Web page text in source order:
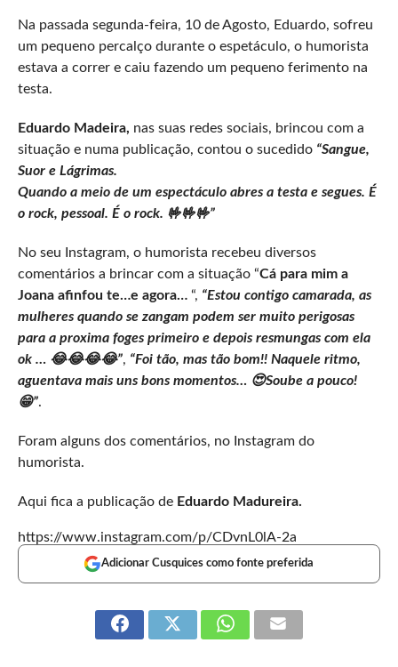
Na passada segunda-feira, 10 de Agosto, Eduardo, sofreu
um pequeno percalço durante o espetáculo, o humorista
estava a correr e caiu fazendo um pequeno ferimento na
testa.
Eduardo Madeira, nas suas redes sociais, brincou com a
situação e numa publicação, contou o sucedido“Sangue,
Suor e Lágrimas.
Quando a meio de um espectáculo abres a testa e segues. É
o rock, pessoal. É o rock. 🤟🤟🤟”
No seu Instagram, o humorista recebeu diversos
comentários a brincar com a situação “Cá para mim a
Joana afinfou te…e agora… “, “Estou contigo camarada, as
mulheres quando se zangam podem ser muito perigosas
para a proxima foges primeiro e depois resmungas com ela
ok … 😂😂😂😂”, “Foi tão, mas tão bom!! Naquele ritmo,
aguentava mais uns bons momentos… 😍Soube a pouco!
😁”.
Foram alguns dos comentários, no Instagram do
humorista.
Aqui fica a publicação de Eduardo Madureira.
https://www.instagram.com/p/CDvnL0lA-2a
Adicionar Cusquices como fonte preferida